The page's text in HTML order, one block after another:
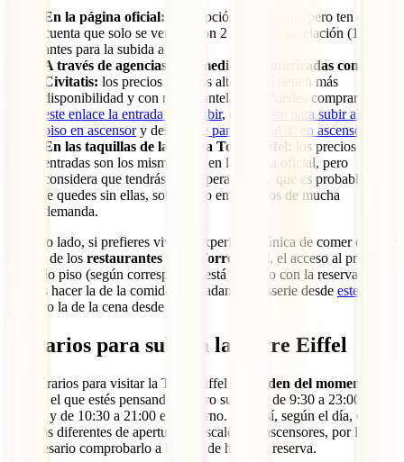
En la página oficial: es la opción más barata, pero ten en
cuenta que solo se venden con 2 meses de antelación (14 días
antes para la subida a pie).
A través de agencias intermediarias autorizadas como
Civitatis: los precios son más altos, pero tienen más
disponibilidad y con mayor antelación. Puedes comprar
este enlace la entrada para subir, desde
este para subir al 2º
piso en ascensory desde este para subir al 3º en ascensor
En las taquillas de la propia Torre Eiffel:
los precios de las
entradas son los mismos que en la página oficial, pero
considera que tendrás que esperar cola y que es probable que
te quedes sin ellas, sobre todo en períodos de mucha
demanda.
Por otro lado, si prefieres vivir la experiencia única de comer o cenar
en uno de los restaurantes de la Torre Eiffel , el acceso al primer o
segundo piso (según corresponda) está incluido con la reserva.
Puedes hacer la de la comida en Madame Brasserie desde este
o la de la cena desde
Horarios para subir a la Torre Eiffel
Los horarios para visitar la Torre Eiffel
dependen del momento del
en el que estés pensando ir, pero suele ser de 9:30 a 23:00 en
verano y de 10:30 a 21:00 en invierno. Aun así, según el día, existen
horarios diferentes de apertura de escaleras y ascensores, por lo que
es necesario comprobarlo a la hora de hacer la reserva.